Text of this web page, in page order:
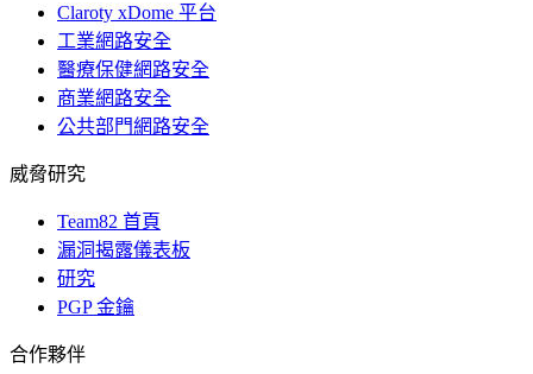
Claroty xDome 平台
工業網路安全
醫療保健網路安全
商業網路安全
公共部門網路安全
威脅研究
Team82 首頁
漏洞揭露儀表板
研究
PGP 金鑰
合作夥伴